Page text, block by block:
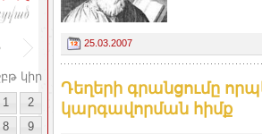
կիր
1
2
8
9
25.03.2007
Դեղերի գրանցումը
կարգավորման հիմք